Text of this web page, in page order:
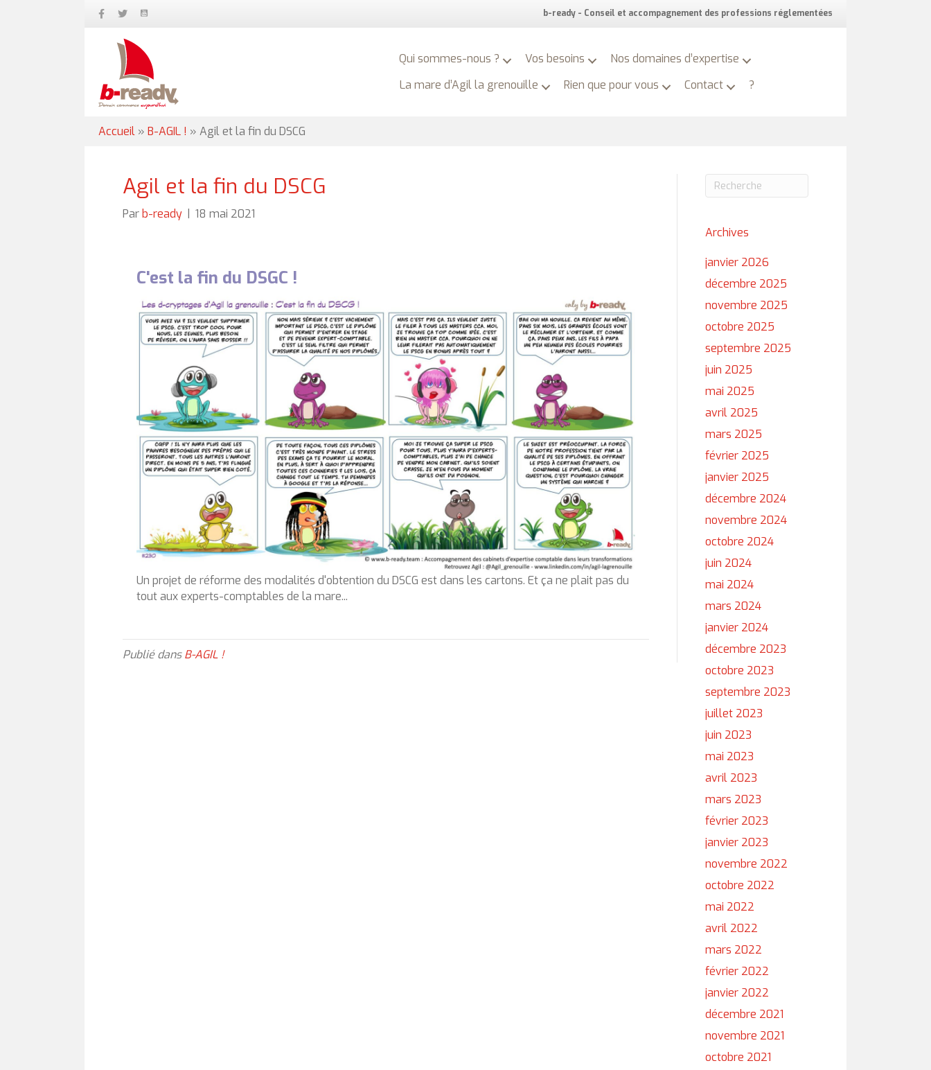
b-ready - Conseil et accompagnement des professions réglementées
Qui sommes-nous ? Vos besoins
Nos domaines d’expertise
La mare d’Agil la grenouille
Rien que pour vous Contact ?
Accueil » B-AGIL ! » Agil et la fin du DSCG
Agil et la fin du DSCG
Par b-ready 18 mai 2021
C'est la fin du DSGC !
Un projet de réforme des modalités d'obtention du DSCG est dans les cartons. Et ça ne plait pas du
tout aux experts-comptables de la mare...
Publié dansB-AGIL !
Archives
janvier 2026
décembre 2025
novembre 2025
octobre 2025
septembre 2025
juin 2025
mai 2025
avril 2025
mars 2025
février 2025
janvier 2025
décembre 2024
novembre 2024
octobre 2024
juin 2024
mai 2024
mars 2024
janvier 2024
décembre 2023
octobre 2023
septembre 2023
juillet 2023
juin 2023
mai 2023
avril 2023
mars 2023
février 2023
janvier 2023
novembre 2022
octobre 2022
mai 2022
avril 2022
mars 2022
février 2022
janvier 2022
décembre 2021
novembre 2021
octobre 2021